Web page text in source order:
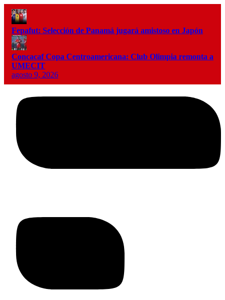
Fepafut: Selección de Panamá jugará amistoso en Japón
Concacaf Copa Centroamericana: Club Olimpia remonta a
UMECIT
agosto 9, 2026